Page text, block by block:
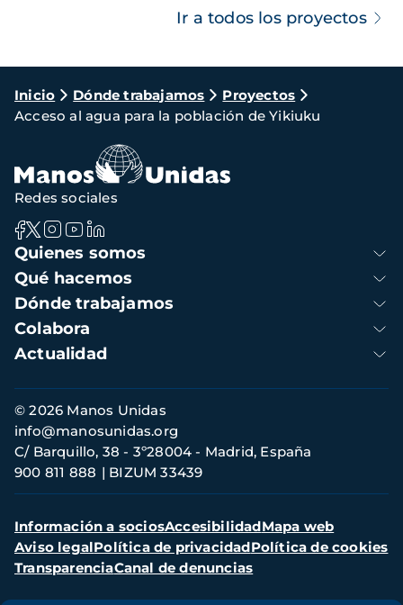
Ir a todos los proyectos
Ruta
de
navegación
Inicio Dónde trabajamos
Proyectos
Acceso al agua para la población de Yikiuku
Navegación
principal
Quienes somos
Qué hacemos
Dónde trabajamos
Colabora
Actualidad
Redes sociales
Información
de
contacto
© 2026 Manos Unidas
C/ Barquillo, 38 - 3º28004 - Madrid, España
900 811 888
BIZUM 33439
info@manosunidas.org
Menú
secundario
Información a sociosAccesibilidadMapa web
Aviso legalPolítica de privacidadPolítica de cookies
TransparenciaCanal de denuncias